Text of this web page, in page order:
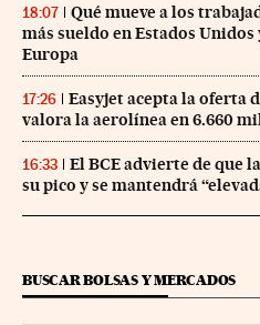
18:07
Qué mueve a los
más sueldo en Estados
Europa
17:26
Easyjet acepta la oferta
valora la aerolínea en 6.660
16:33
El BCE advierte de que
su pico y se mantendrá
BUSCAR BOLSAS Y MERCADOS